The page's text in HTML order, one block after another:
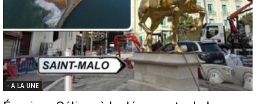
- A LA UNE